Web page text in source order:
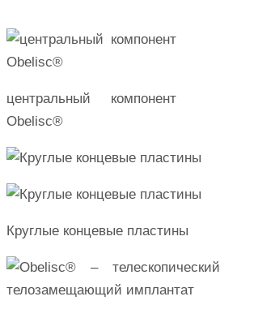
центральный компонент
Obelisc®
Круглые концевые пластины